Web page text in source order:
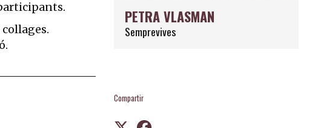
PETRA VLASMAN
Semprevives
Compartir